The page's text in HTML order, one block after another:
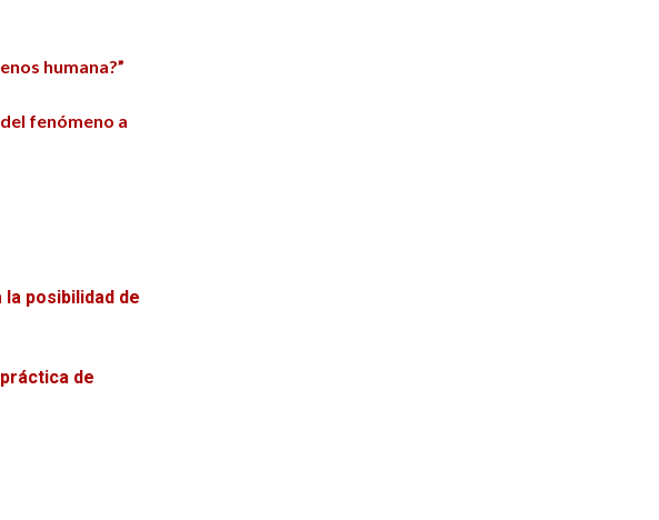
humana?”
fenómeno a
posibilidad de
de